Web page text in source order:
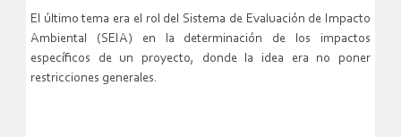
El último tema era el rol del Sistema de Evaluación de Impacto
Ambiental (SEIA) en la determinación de los impactos
específicos de un proyecto, donde la idea era no poner
restricciones generales.